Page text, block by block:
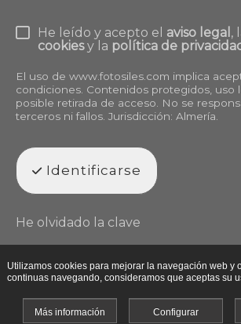
He leído y acepto el aviso legal ,
cookiesy la política de
El uso de www.fotosiles.com implica
condiciones. Contenidos protegidos, uso
posible retirada de acceso. No se
terceros ni fallos. Jurisdicción: Almería.
Identificarse
He olvidado la clave
Utilizamos cookies para mejorar la navegación web y
continuas navegando, consideramos que aceptas su
Más información Configurar